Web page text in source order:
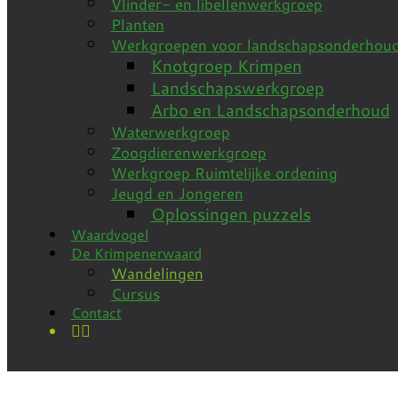
Planten
Werkgroepen voor
Knotgroep Krimpen
Landschapswerkgroep
Arbo en Landschapsonderhoud
Waterwerkgroep
Zoogdierenwerkgroep
Werkgroep Ruimtelijke ordening
Jeugd en Jongeren
Oplossingen puzzels
Waardvogel
De Krimpenerwaard
Wandelingen
Cursus
Contact